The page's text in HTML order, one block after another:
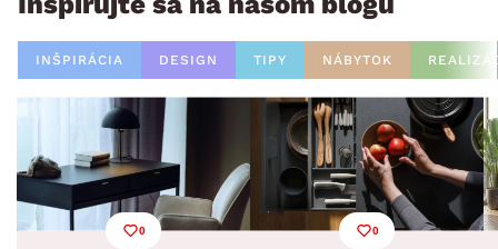
INŠPIRÁCIA DESIGN TIPY NÁBYTOK
0 0